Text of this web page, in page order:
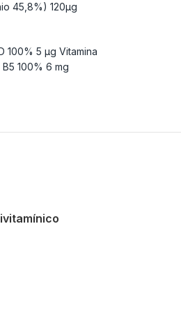
45,8%) 120µg
100% 5 µg Vitamina
B5 100% 6 mg